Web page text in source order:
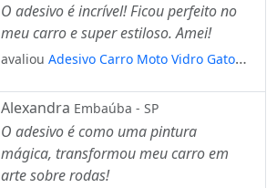
O adesivo é incrível! Ficou perfeito no
meu carro e super estiloso. Amei!
avaliou Adesivo Carro Moto Vidro Gato
Alexandra Embaúba - SP
O adesivo é como uma pintura
mágica, transformou meu carro em
arte sobre rodas!